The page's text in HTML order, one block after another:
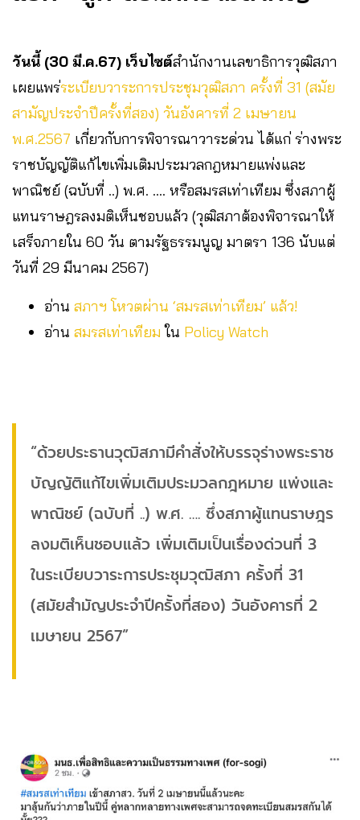
วันนี้ (30 มี.ค.67) เว็บไซต์สำนักงานเลขาธิการวุฒิสภา
เผยแพร่ระเบียบวาระการประชุมวุฒิสภา ครั้งที่ 31 (สมัย
สามัญประจำปีครั้งที่สอง) วันอังคารที่ 2 เมษายน
พ.ศ.2567 เกี่ยวกับการพิจารณาวาระด่วน ได้แก่ ร่างพระ
ราชบัญญัติแก้ไขเพิ่มเติมประมวลกฎหมายแพ่งและ
พาณิชย์ (ฉบับที่ ..) พ.ศ. …. หรือสมรสเท่าเทียม ซึ่งสภาผู้
แทนราษฎรลงมติเห็นชอบแล้ว (วุฒิสภาต้องพิจารณาให้
เสร็จภายใน 60 วัน ตามรัฐธรรมนูญ มาตรา 136 นับแต่
วันที่ 29 มีนาคม 2567)
อ่าน สภาฯ โหวตผ่าน ‘สมรสเท่าเทียม’ แล้ว!
อ่าน สมรสเท่าเทียมใน Policy Watch
“ด้วยประธานวุฒิสภามีคำสั่งให้บรรจุร่างพระราช
บัญญัติแก้ไขเพิ่มเติมประมวลกฎหมาย แพ่งและ
พาณิชย์ (ฉบับที่ ..) พ.ศ. …. ซึ่งสภาผู้แทนราษฎร
ลงมติเห็นชอบแล้ว เพิ่มเติมเป็นเรื่องด่วนที่ 3
ในระเบียบวาระการประชุมวุฒิสภา ครั้งที่ 31
(สมัยสำมัญประจำปีครั้งที่สอง) วันอังคารที่ 2
เมษายน 2567”